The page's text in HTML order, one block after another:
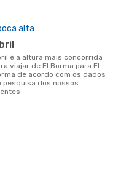
alta
abril
viajar de El Borma para El
de acordo com os dados
pesquisa dos nossos